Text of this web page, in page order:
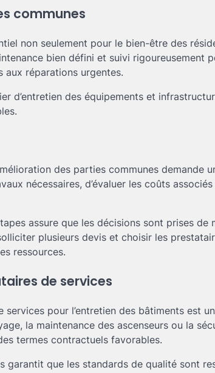
communes
non seulement pour le bien-être des
bien défini et suivi rigoureusement
aux réparations urgentes.
d’entretien des équipements et
des parties communes demande
nécessaires, d’évaluer les coûts
assure que les décisions sont prises de
plusieurs devis et choisir les
ressources.
de services
pour l’entretien des bâtiments est
la maintenance des ascenseurs ou la
termes contractuels favorables.
garantit que les standards de qualité sont